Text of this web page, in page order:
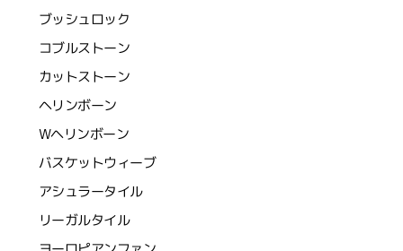
ブッシュロック
コブルストーン
カットストーン
ヘリンボーン
Wヘリンボーン
バスケットウィーブ
アシュラータイル
リーガルタイル